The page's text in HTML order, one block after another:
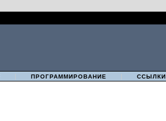
| ПРОГРАММИРОВАНИЕ | ССЫЛКИ